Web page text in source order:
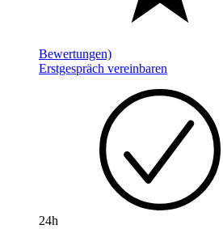
Bewertungen)
Erstgespräch vereinbaren
24h